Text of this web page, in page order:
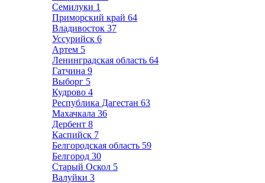
Семилуки 1
Приморский край 64
Владивосток 37
Уссурийск 6
Артем 5
Ленинградская область 64
Гатчина 9
Выборг 5
Кудрово 4
Республика Дагестан 63
Махачкала 36
Дербент 8
Каспийск 7
Белгородская область 59
Белгород 30
Старый Оскол 5
Валуйки 3